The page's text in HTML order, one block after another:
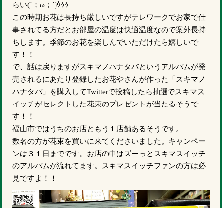
らい(´；ω；`)ｳｩｩ
この時期お花は長持ち厳しいですがテレワークでお家で仕
事されてる方だとお部屋の温度は快適温度なので案外長持
ちします。季節のお花を楽しんでいただけたら嬉しいで
す！！
で、話は戻りますがスキマノハナタバというアルバムが発
売されるにあたり登録したお花やさんが作った「スキマノ
ハナタバ」を購入してTwitterで投稿したら抽選でスキマス
イッチがセレクトした花束のプレゼントが当たるそうで
す！！
福山市ではうちのお店ともう１店舗あるそうです。
数名の方が花束を買いに来てくださいました。キャンペー
ンは３１日までです。お店の中はズーっとスキマスイッチ
のアルバムが流れてます。スキマスイッチファンの方は必
見ですよ！！